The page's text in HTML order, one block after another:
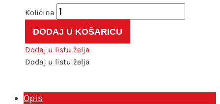
FIMO
soft
ljubičasta
šljiva
8020-
DODAJ U KOŠARICU
Dodaj u listu želja
Dodaj u listu želja
Opis